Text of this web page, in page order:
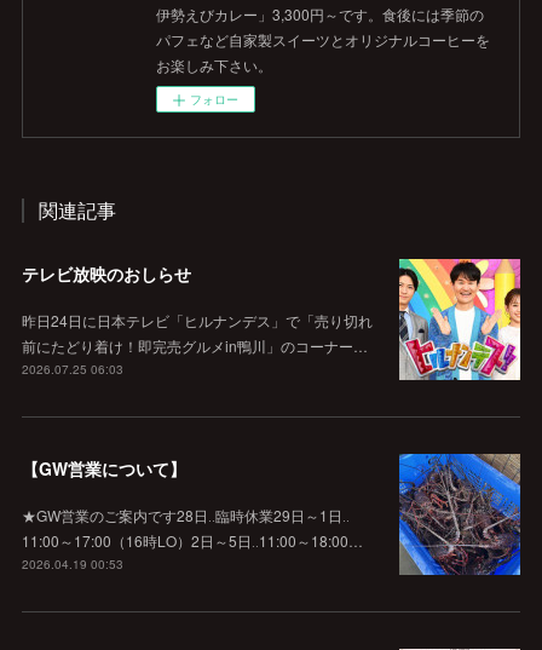
伊勢えびカレー」3,300円～です。食後には季節の
パフェなど自家製スイーツとオリジナルコーヒーを
お楽しみ下さい。
フォロー
関連記事
テレビ放映のおしらせ
昨日24日に日本テレビ「ヒルナンデス」で「売り切れ
前にたどり着け！即完売グルメin鴨川」のコーナー…
2026.07.25 06:03
【GW営業について】
★GW営業のご案内です28日‥臨時休業29日～1日‥
11:00～17:00（16時LO）2日～5日‥11:00～18:00…
2026.04.19 00:53